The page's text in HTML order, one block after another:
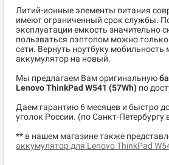
Литий-ионные элементы питания
имеют ограниченный срок службы.
эксплуатации емкость значительно
пользваться лэптопом можно
сети. Вернуть ноутбуку
аккумулятор на новый.
Мы предлагаем Вам оригинальную
Lenovo ThinkPad W541 (57Wh) по
Даем гарантию 6 месяцев и быстро
уголок России. (по Санкт-Петербургу
** в нашем магазине также
аккумулятор для Lenovo ThinkPad